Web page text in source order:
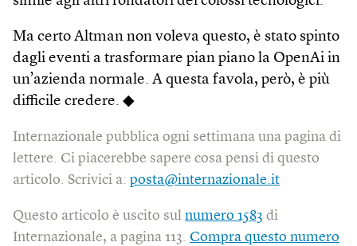
Ma certo Altman non voleva questo, è stato spinto
dagli eventi a trasformare pian piano la OpenAi in
un’azienda normale. A questa favola, però, è più
difficile credere. ◆
Internazionale pubblica ogni settimana una pagina di
lettere. Ci piacerebbe sapere cosa pensi di questo
articolo. Scrivici a: posta@internazionale.it
Questo articolo è uscito sul numero 1583 di
Internazionale, a pagina 113. Compra questo numero